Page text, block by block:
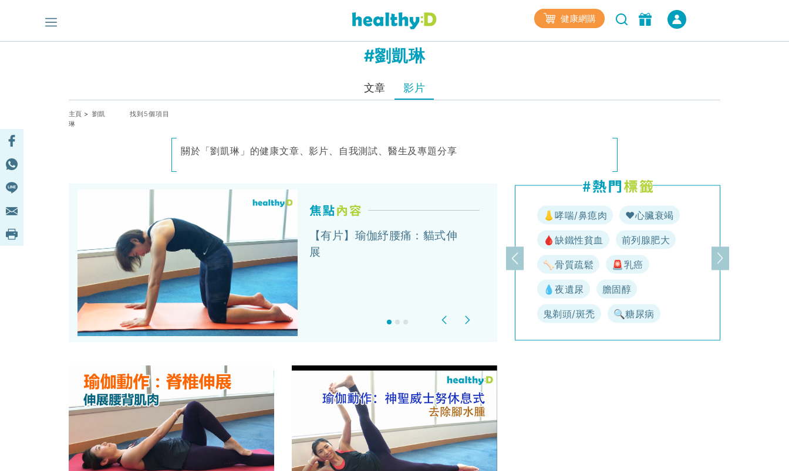
健康網購
#劉凱琳
文章 影片
主頁 > 劉凱
琳
找到5個項目
關於「劉凱琳」的健康文章、影片、自我測試、醫生及專題分享
【有片】瑜伽紓腰痛：貓式伸
展
Previous
上一頁
👃哮喘/鼻瘜肉 ♥️心臟衰竭
🩸缺鐵性貧血 前列腺肥大
🦴骨質疏鬆 🚨乳癌
💧夜遺尿 膽固醇
鬼剃頭/斑禿 🔍糖尿病
下一頁